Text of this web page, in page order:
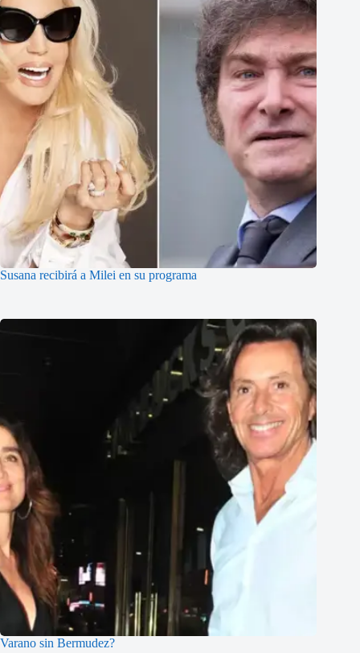
Susana recibirá a Milei en su programa
Varano sin Bermudez?